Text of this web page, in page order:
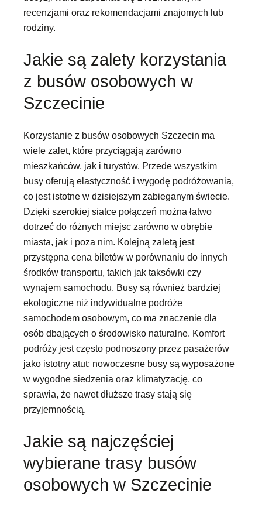
recenzjami oraz rekomendacjami znajomych lub
rodziny.
Jakie są zalety korzystania
z busów osobowych w
Szczecinie
Korzystanie z busów osobowych Szczecin ma
wiele zalet, które przyciągają zarówno
mieszkańców, jak i turystów. Przede wszystkim
busy oferują elastyczność i wygodę podróżowania,
co jest istotne w dzisiejszym zabieganym świecie.
Dzięki szerokiej siatce połączeń można łatwo
dotrzeć do różnych miejsc zarówno w obrębie
miasta, jak i poza nim. Kolejną zaletą jest
przystępna cena biletów w porównaniu do innych
środków transportu, takich jak taksówki czy
wynajem samochodu. Busy są również bardziej
ekologiczne niż indywidualne podróże
samochodem osobowym, co ma znaczenie dla
osób dbających o środowisko naturalne. Komfort
podróży jest często podnoszony przez pasażerów
jako istotny atut; nowoczesne busy są wyposażone
w wygodne siedzenia oraz klimatyzację, co
sprawia, że nawet dłuższe trasy stają się
przyjemnością.
Jakie są najczęściej
wybierane trasy busów
osobowych w Szczecinie